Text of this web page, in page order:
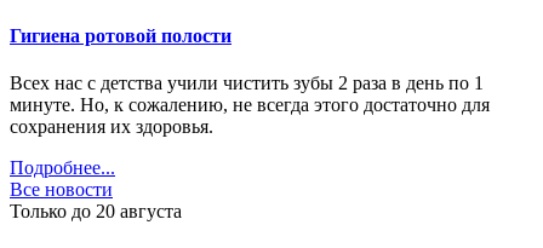
Гигиена ротовой полости
Всех нас с детства учили чистить зубы 2 раза в день по 1
минуте. Но, к сожалению, не всегда этого достаточно для
сохранения их здоровья.
Подробнее...
Все новости
Только до 20 августа